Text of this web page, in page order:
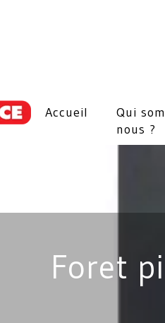
Accueil
Qui
nous ?
Foret